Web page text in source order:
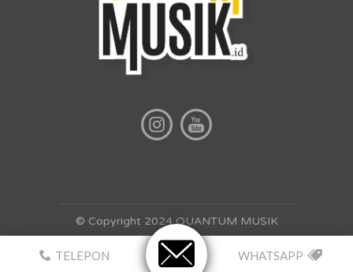
TELEPON WHATSAPP
© Copyright 2024 QUANTUM MUSIK
www.quantummusik.id